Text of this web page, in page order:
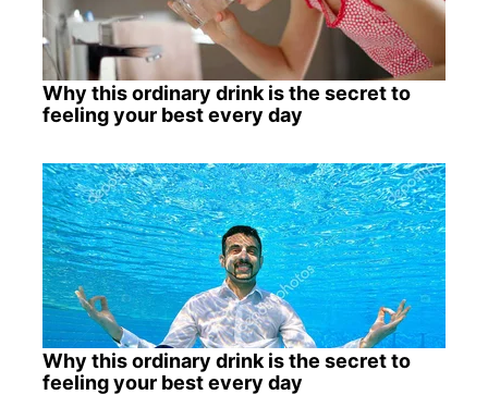
Why this ordinary drink is the secret to
feeling your best every day
Why this ordinary drink is the secret to
feeling your best every day